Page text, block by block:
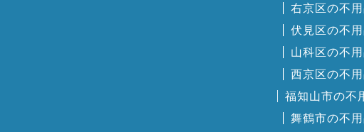
右京区の不
伏見区の不
山科区の不
西京区の不
福知山市の不
舞鶴市の不